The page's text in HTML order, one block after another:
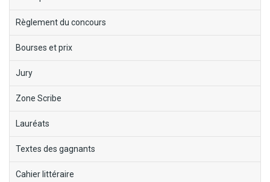
fabuleuse
Règlement du concours
Bourses et prix
Jury
Zone Scribe
Lauréats
Textes des gagnants
Cahier littéraire